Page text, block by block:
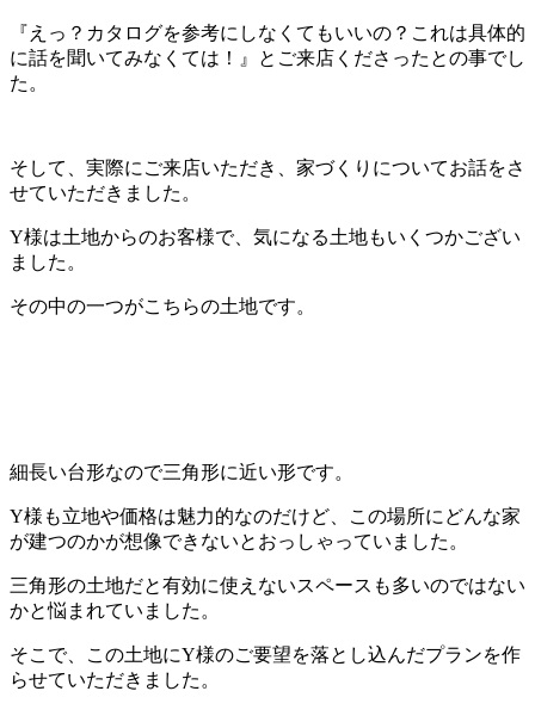
『えっ？カタログを参考にしなくてもいいの？これは具体的
に話を聞いてみなくては！』とご来店くださったとの事でし
た。
そして、実際にご来店いただき、家づくりについてお話をさ
せていただきました。
Y様は土地からのお客様で、気になる土地もいくつかござい
ました。
その中の一つがこちらの土地です。
細長い台形なので三角形に近い形です。
Y様も立地や価格は魅力的なのだけど、この場所にどんな家
が建つのかが想像できないとおっしゃっていました。
三角形の土地だと有効に使えないスペースも多いのではない
かと悩まれていました。
そこで、この土地にY様のご要望を落とし込んだプランを作
らせていただきました。